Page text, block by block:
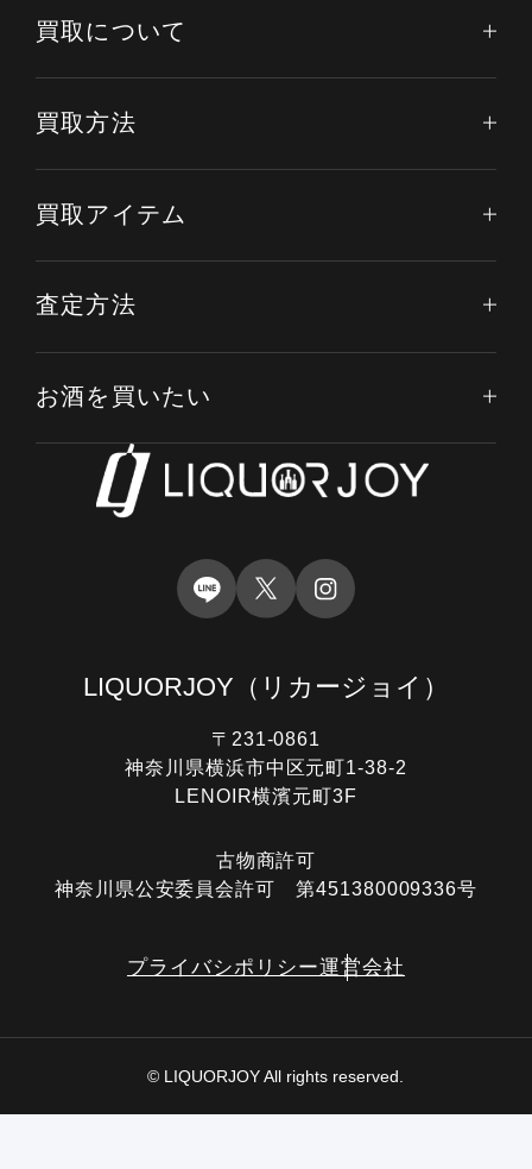
LIQUORJOY （リカージョイ）
〒231-0861
神奈川県横浜市中区元町1-38-2
LENOIR横濱元町3F
古物商許可
神奈川県公安委員会許可 第451380009336号
プライバシポリシー運営会社
© LIQUORJOY All rights reserved.
買取について
買取方法
買取アイテム
査定方法
お酒を買いたい